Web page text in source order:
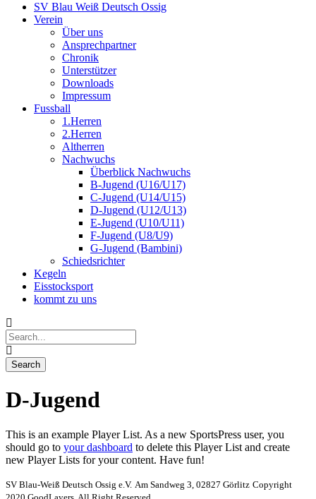
SV Blau Weiß Deutsch Ossig
Verein
Über uns
Ansprechpartner
Chronik
Unterstützer
Downloads
Impressum
Fussball
1.Herren
2.Herren
Altherren
Nachwuchs
Überblick Nachwuchs
B-Jugend (U16/U17)
C-Jugend (U14/U15)
D-Jugend (U12/U13)
E-Jugend (U10/U11)
F-Jugend (U8/U9)
G-Jugend (Bambini)
Schiedsrichter
Kegeln
Eisstocksport
kommt zu uns
D-Jugend
This is an example Player List. As a new SportsPress user, you
should go to your dashboard to delete this Player List and create
new Player Lists for your content. Have fun!
SV Blau-Weiß Deutsch Ossig e.V. Am Sandweg 3, 02827 Görlitz Copyright